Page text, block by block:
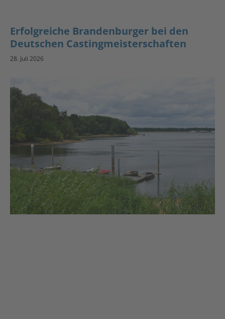
Erfolgreiche Brandenburger bei den
Deutschen Castingmeisterschaften
28. Juli 2026